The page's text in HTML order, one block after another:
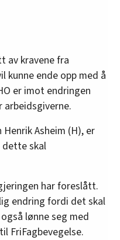
av kravene fra
kunne ende opp med å
er imot endringen
Asheim (H), er
dette skal
har foreslått.
endring fordi det skal
lønne seg med
FriFagbevegelse.